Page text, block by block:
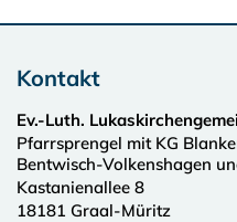
Kontakt
Ev.-Luth.
Pfarrsprengel mit KG
Bentwisch-Volkenshagen
Kastanienallee 8
18181 Graal-Müritz